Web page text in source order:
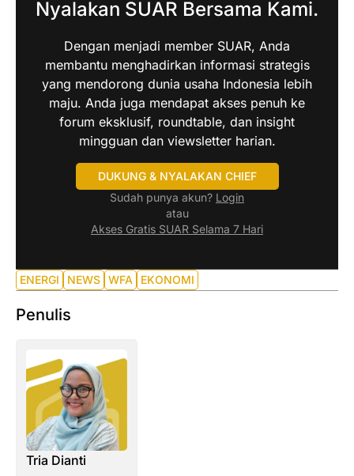
Nyalakan SUAR Bersama Kami.
Dengan menjadi member SUAR, Anda
membantu menghadirkan informasi strategis
yang mendorong dunia usaha Indonesia lebih
maju. Anda juga mendapat akses penuh ke
forum eksklusif, roundtable, dan insight
mingguan dan viewsletter harian.
DUKUNG & NYALAKAN CHIEF
Sudah punya akun? Login
atau
Akses Gratis SUAR Selama 7 Hari
ENERGI NEWS WFA EKONOMI
Penulis
Tria Dianti